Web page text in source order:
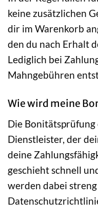
keine zusätzlichen
dir im Warenkorb
den du nach Erhalt
Lediglich bei
Mahngebühren
Wie wird meine
Die
Dienstleister, der
deine
geschieht schnell
werden dabei